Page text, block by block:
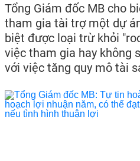
Tổng Giám đốc MB cho
tham gia tài trợ một dự
biệt được loại trừ khỏi
việc tham gia hay không
với việc tăng quy mô tài